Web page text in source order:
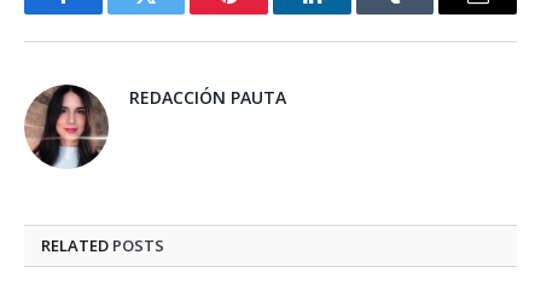
FacebookTwitter Pinterest LinkedInTumblr Email
REDACCIÓN PAUTA
RELATED POSTS